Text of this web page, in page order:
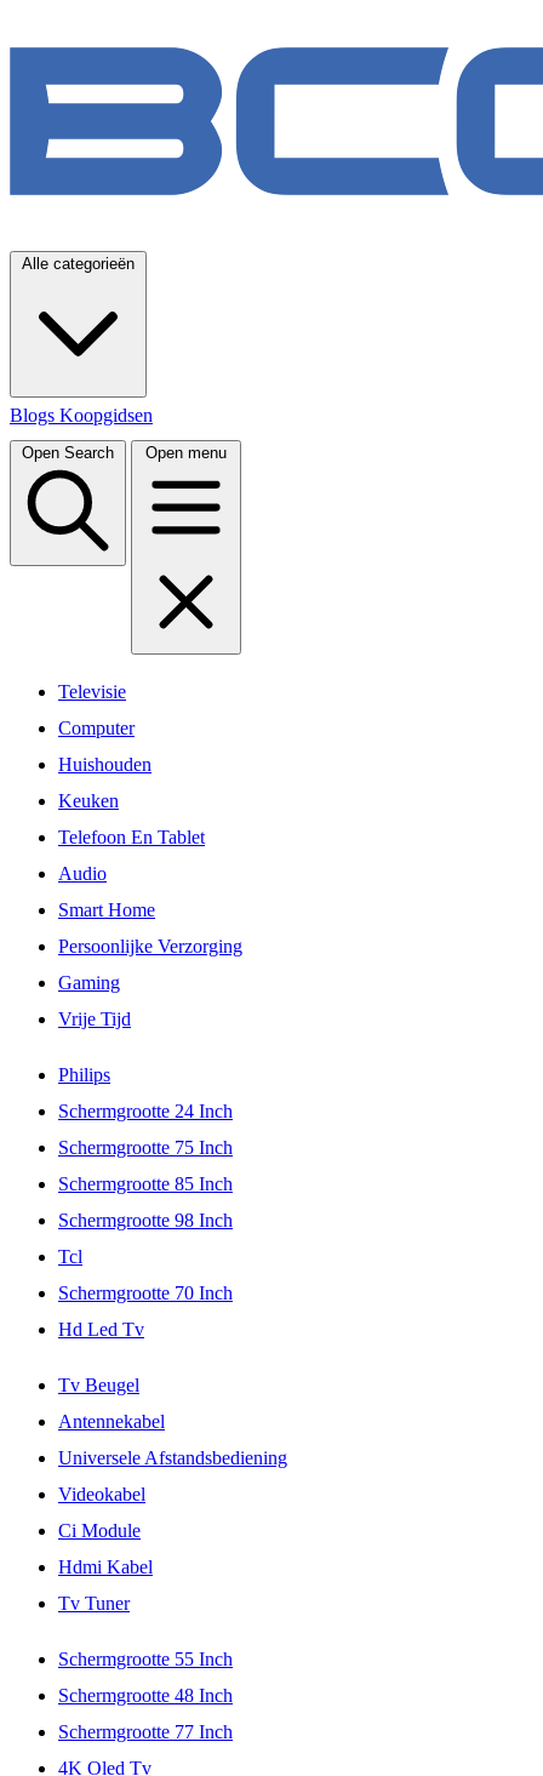
Alle categorieën
Blogs Koopgidsen
Open Search Open menu
Televisie
Computer
Huishouden
Keuken
Telefoon En Tablet
Audio
Smart Home
Persoonlijke Verzorging
Gaming
Vrije Tijd
Philips
Schermgrootte 24 Inch
Schermgrootte 75 Inch
Schermgrootte 85 Inch
Schermgrootte 98 Inch
Tcl
Schermgrootte 70 Inch
Hd Led Tv
Tv Beugel
Antennekabel
Universele Afstandsbediening
Videokabel
Ci Module
Hdmi Kabel
Tv Tuner
Schermgrootte 55 Inch
Schermgrootte 48 Inch
Schermgrootte 77 Inch
4K Oled Tv